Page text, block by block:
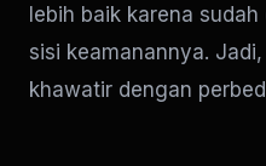
lebih baik karena
sisi keamanannya.
khawatir dengan